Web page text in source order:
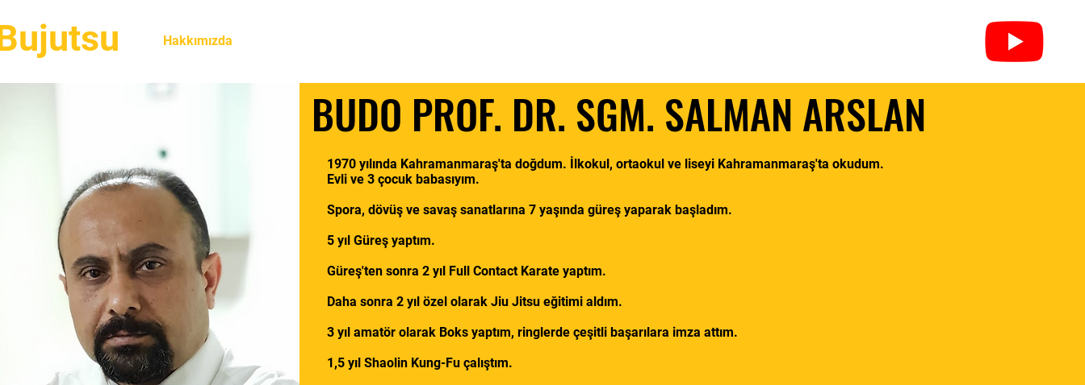
Hakkımızda
BUDO PROF. DR. SGM. SALMAN ARSLAN
1970 yılında Kahramanmaraş'ta doğdum. İlkokul, ortaokul ve liseyi Kahramanmaraş'ta okudum.
Evli ve 3 çocuk babasıyım.
Spora, dövüş ve savaş sanatlarına 7 yaşında güreş yaparak başladım.
5 yıl Güreş yaptım.
Güreş'ten sonra 2 yıl Full Contact Karate yaptım.
Daha sonra 2 yıl özel olarak Jiu Jitsu eğitimi aldım.
3 yıl amatör olarak Boks yaptım, ringlerde çeşitli başarılara imza attım.
1,5 yıl Shaolin Kung-Fu çalıştım.